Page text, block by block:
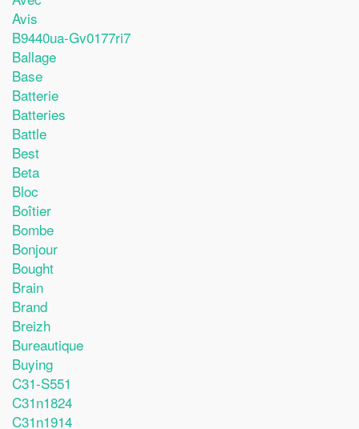
Avis
B9440ua-Gv0177ri7
Ballage
Base
Batterie
Batteries
Battle
Best
Beta
Bloc
Boîtier
Bombe
Bonjour
Bought
Brain
Brand
Breizh
Bureautique
Buying
C31-S551
C31n1824
C31n1914